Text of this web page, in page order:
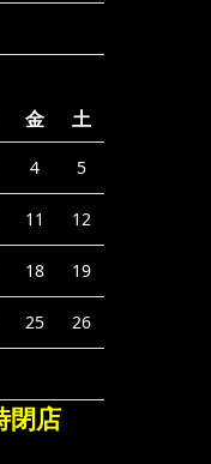
金 土
4 5
11 12
18 19
25 26
閉店